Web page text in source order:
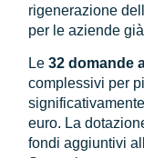
rigenerazione
per le aziende
Le32 domande
complessivi per
euro. La
fondi aggiuntivi